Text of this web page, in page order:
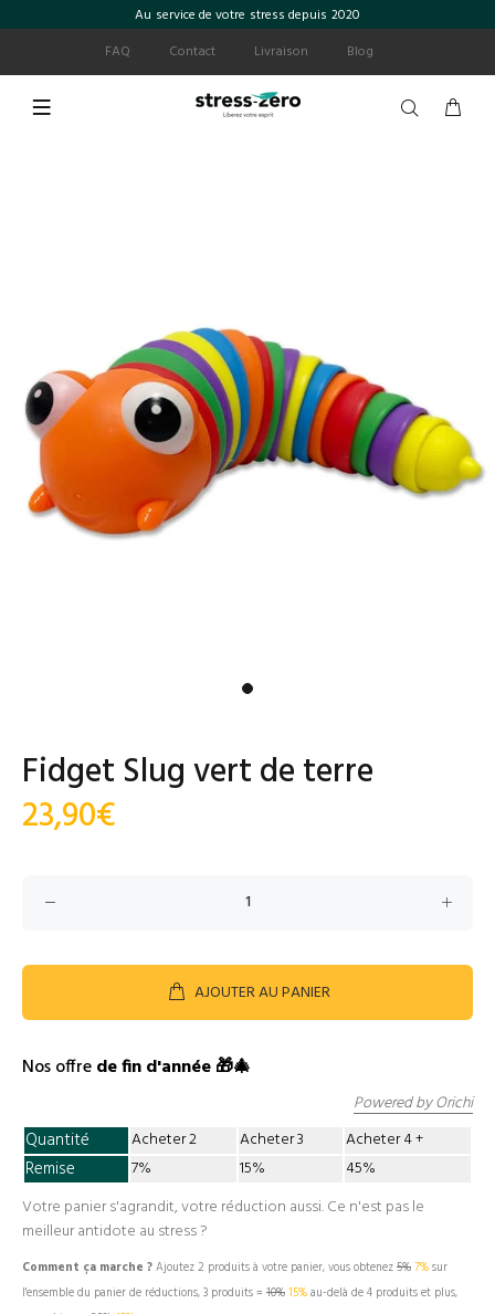
Au service de votre stress depuis 2020
FAQ
Contact Livraison Blog
Fidget Slug vert de terre
23,90€
AJOUTER AU PANIER
Nos offrede fin d'année 🎁🎄
Powered by Orichi
Quantité Acheter 2 Acheter 3 Acheter 4
Remise 7% 15%
45%
Votre panier s'agrandit, votre réduction aussi. Ce n'est pas le
meilleur antidote au stress ?
Comment ça marche ?Ajoutez 2 produits à votre panier, vous obtenez5%7%sur
l'ensemble du panier de réductions, 3 produits = 10%15%au-delà de 4 produits et plus,